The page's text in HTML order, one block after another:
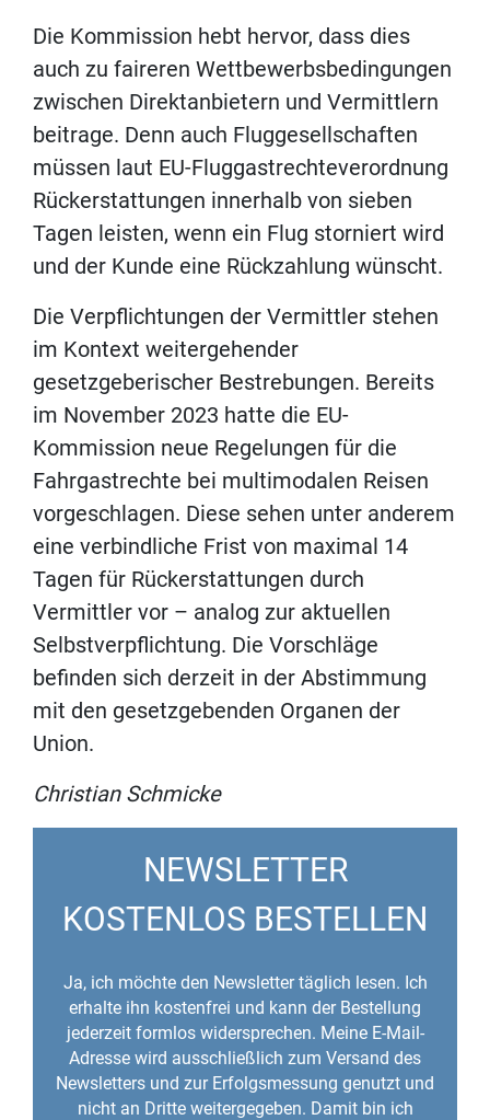
Die Kommission hebt hervor, dass dies
auch zu faireren Wettbewerbsbedingungen
zwischen Direktanbietern und Vermittlern
beitrage. Denn auch Fluggesellschaften
müssen laut EU-Fluggastrechteverordnung
Rückerstattungen innerhalb von sieben
Tagen leisten, wenn ein Flug storniert wird
und der Kunde eine Rückzahlung wünscht.
Die Verpflichtungen der Vermittler stehen
im Kontext weitergehender
gesetzgeberischer Bestrebungen. Bereits
im November 2023 hatte die EU-
Kommission neue Regelungen für die
Fahrgastrechte bei multimodalen Reisen
vorgeschlagen. Diese sehen unter anderem
eine verbindliche Frist von maximal 14
Tagen für Rückerstattungen durch
Vermittler vor – analog zur aktuellen
Selbstverpflichtung. Die Vorschläge
befinden sich derzeit in der Abstimmung
mit den gesetzgebenden Organen der
Union.
Christian Schmicke
NEWSLETTER
KOSTENLOS BESTELLEN
Ja, ich möchte den Newsletter täglich lesen. Ich
erhalte ihn kostenfrei und kann der Bestellung
jederzeit formlos widersprechen. Meine E-Mail-
Adresse wird ausschließlich zum Versand des
Newsletters und zur Erfolgsmessung genutzt und
nicht an Dritte weitergegeben. Damit bin ich